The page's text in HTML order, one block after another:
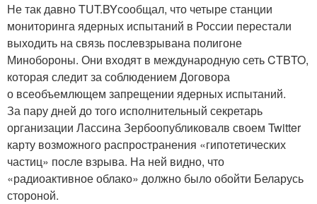
Не так давно TUT.BYсообщал, что четыре станции
мониторинга ядерных испытаний в России перестали
выходить на связь послевзрывана полигоне
Минобороны. Они входят в международную сеть CTBTO,
которая следит за соблюдением Договора
о всеобъемлющем запрещении ядерных испытаний.
За пару дней до того исполнительный секретарь
организации Лассина Зербоопубликовалв своем Twitter
карту возможного распространения «гипотетических
частиц» после взрыва. На ней видно, что
«радиоактивное облако» должно было обойти Беларусь
стороной.